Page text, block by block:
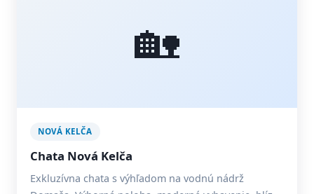
🏡
NOVÁ KELČA
Chata Nová Kelča
Exkluzívna chata s výhľadom na vodnú nádrž